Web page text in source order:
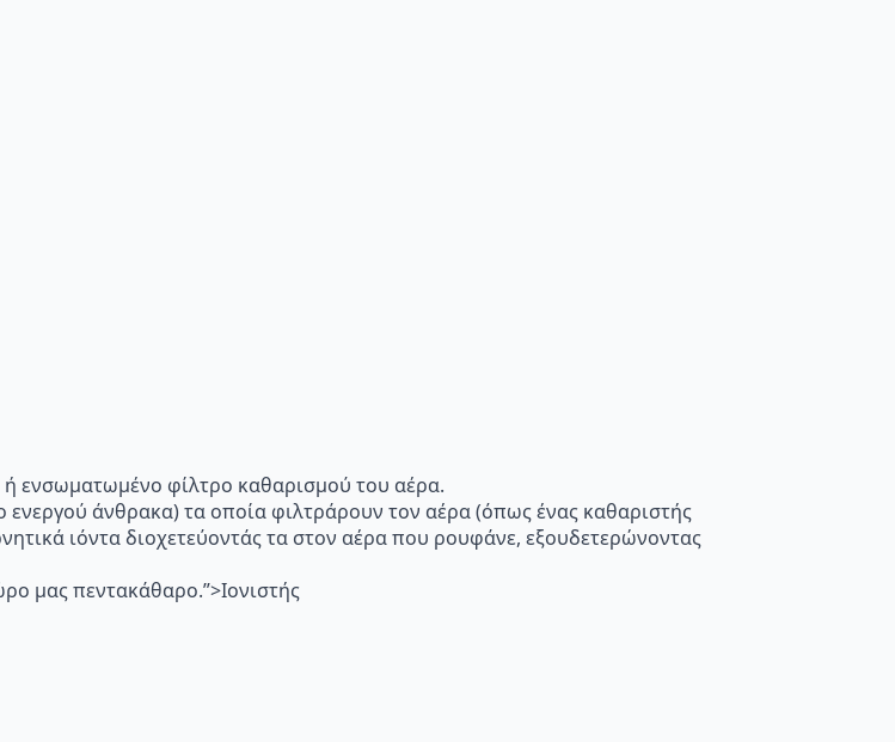
ενσωματωμένο φίλτρο καθαρισμού του αέρα.
άνθρακα) τα οποία φιλτράρουν τον αέρα (όπως ένας καθαριστής
ιόντα διοχετεύοντάς τα στον αέρα που ρουφάνε, εξουδετερώνοντας
μας πεντακάθαρο.”>Ιονιστής